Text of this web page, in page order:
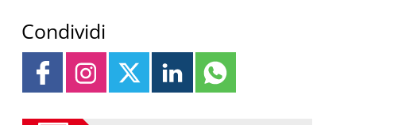
Condividi